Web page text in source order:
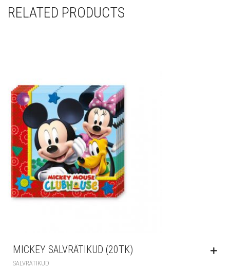
RELATED PRODUCTS
MICKEY SALVRÄTIKUD (20TK)
SALVRÄTIKUD